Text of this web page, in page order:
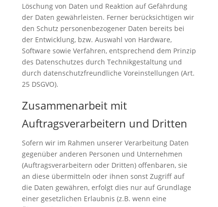
Löschung von Daten und Reaktion auf Gefährdung
der Daten gewährleisten. Ferner berücksichtigen wir
den Schutz personenbezogener Daten bereits bei
der Entwicklung, bzw. Auswahl von Hardware,
Software sowie Verfahren, entsprechend dem Prinzip
des Datenschutzes durch Technikgestaltung und
durch datenschutzfreundliche Voreinstellungen (Art.
25 DSGVO).
Zusammenarbeit mit
Auftragsverarbeitern und Dritten
Sofern wir im Rahmen unserer Verarbeitung Daten
gegenüber anderen Personen und Unternehmen
(Auftragsverarbeitern oder Dritten) offenbaren, sie
an diese übermitteln oder ihnen sonst Zugriff auf
die Daten gewähren, erfolgt dies nur auf Grundlage
einer gesetzlichen Erlaubnis (z.B. wenn eine